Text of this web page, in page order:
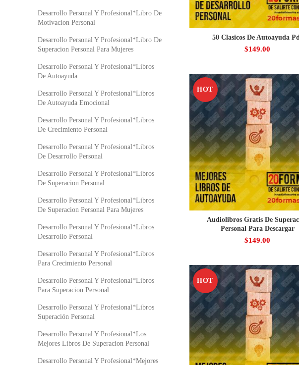
50 Clasicos De Autoayuda
$149.00
HOT
Audiolibros Gratis De
Personal Para Descargar
$149.00
HOT
Desarrollo Personal Y Profesional*Libro De
Motivacion Personal
Desarrollo Personal Y Profesional*Libro De
Superacion Personal Para Mujeres
Desarrollo Personal Y Profesional*Libros
De Autoayuda
Desarrollo Personal Y Profesional*Libros
De Autoayuda Emocional
Desarrollo Personal Y Profesional*Libros
De Crecimiento Personal
Desarrollo Personal Y Profesional*Libros
De Desarrollo Personal
Desarrollo Personal Y Profesional*Libros
De Superacion Personal
Desarrollo Personal Y Profesional*Libros
De Superacion Personal Para Mujeres
Desarrollo Personal Y Profesional*Libros
Desarrollo Personal
Desarrollo Personal Y Profesional*Libros
Para Crecimiento Personal
Desarrollo Personal Y Profesional*Libros
Para Superacion Personal
Desarrollo Personal Y Profesional*Libros
Superación Personal
Desarrollo Personal Y Profesional*Los
Mejores Libros De Superacion Personal
Desarrollo Personal Y Profesional*Mejores